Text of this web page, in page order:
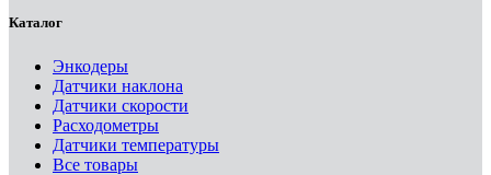
Каталог
Энкодеры
Датчики наклона
Датчики скорости
Расходометры
Датчики температуры
Все товары